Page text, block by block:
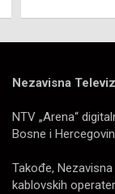
Nezavisna
NTV „Arena“
Bosne i
Takođe,
kablovskih